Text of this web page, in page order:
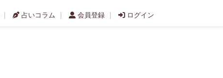
占いコラム 会員登録 ログイン